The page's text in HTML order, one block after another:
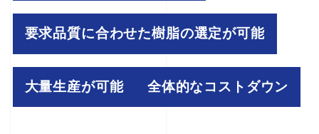
要求品質に合わせた樹脂の選定が可能
大量生産が可能 全体的なコストダウン